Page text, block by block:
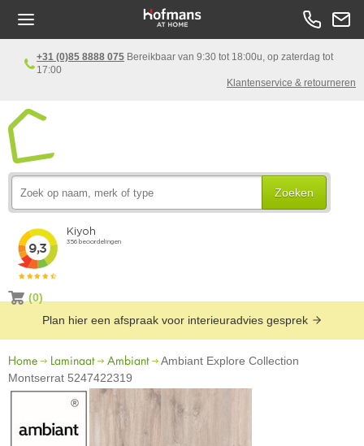
+31 (0)85 8888 075 Bereikbaar van 9:30 tot 18:00u, op zaterdag tot
17:00
Klantenservice & retourneren
Zoeken
(0)
Plan hier een afspraak voor interieuradvies gesprek
Home Laminaat Ambiant
Ambiant Explore Collection
Montserrat 5247422319